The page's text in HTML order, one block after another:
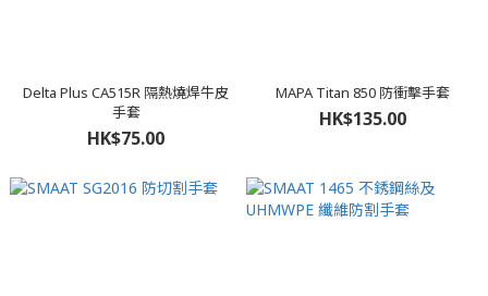
Delta Plus CA515R 隔熱燒焊牛皮
手套
HK$75.00
MAPA Titan 850 防衝擊手套
HK$135.00